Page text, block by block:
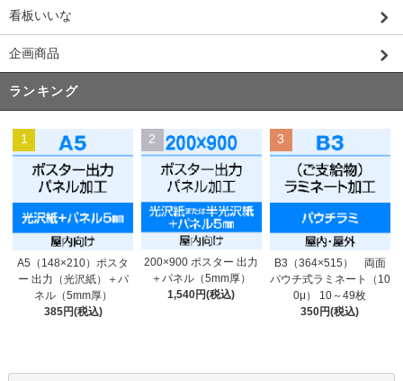
看板いいな
企画商品
ランキング
1
A5（148×210）ポスタ
ー 出力（光沢紙）＋パ
ネル（5mm厚）
385円(税込)
2
200×900 ポスター 出力
＋パネル（5mm厚）
1,540円(税込)
3
B3（364×515） 両面
パウチ式ラミネート（10
0μ） 10～49枚
350円(税込)